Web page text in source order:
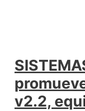
v2.2,